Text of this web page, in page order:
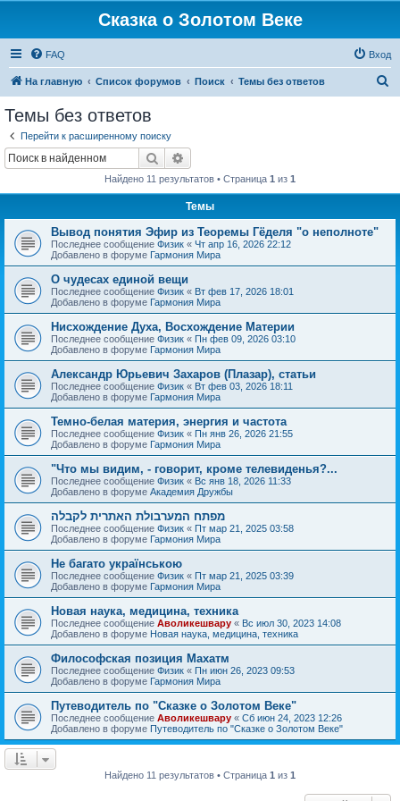
Сказка о Золотом Веке
FAQ Вход
На главную Список форумов Поиск Темы без ответов
Темы без ответов
Перейти к расширенному поиску
Поиск
Найдено 11 результатов • Страница 1 из 1
Темы
Вывод понятия Эфир из Теоремы Гёделя "о неполноте"
Последнее сообщение Физик « Чт апр 16, 2026 22:12
Добавлено в форуме Гармония Мира
О чудесах единой вещи
Последнее сообщение Физик « Вт фев 17, 2026 18:01
Добавлено в форуме Гармония Мира
Нисхождение Духа, Восхождение Материи
Последнее сообщение Физик « Пн фев 09, 2026 03:10
Добавлено в форуме Гармония Мира
Александр Юрьевич Захаров (Плазар), статьи
Последнее сообщение Физик « Вт фев 03, 2026 18:11
Добавлено в форуме Гармония Мира
Темно-белая материя, энергия и частота
Последнее сообщение Физик « Пн янв 26, 2026 21:55
Добавлено в форуме Гармония Мира
"Что мы видим, - говорит, кроме телевиденья?...
Последнее сообщение Физик « Вс янв 18, 2026 11:33
Добавлено в форуме Академия Дружбы
מפתח המערבולת האתרית לקבלה
Последнее сообщение Физик « Пт мар 21, 2025 03:58
Добавлено в форуме Гармония Мира
Не багато українською
Последнее сообщение Физик « Пт мар 21, 2025 03:39
Добавлено в форуме Гармония Мира
Новая наука, медицина, техника
Последнее сообщение Аволикешвару « Вс июл 30, 2023 14:08
Добавлено в форуме Новая наука, медицина, техника
Философская позиция Махатм
Последнее сообщение Физик « Пн июн 26, 2023 09:53
Добавлено в форуме Гармония Мира
Путеводитель по "Сказке о Золотом Веке"
Последнее сообщение Аволикешвару « Сб июн 24, 2023 12:26
Добавлено в форуме Путеводитель по "Сказке о Золотом Веке"
Найдено 11 результатов • Страница 1 из 1